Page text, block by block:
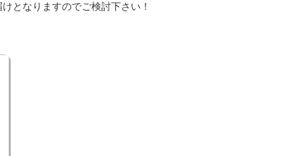
となりますのでご検討下さい！